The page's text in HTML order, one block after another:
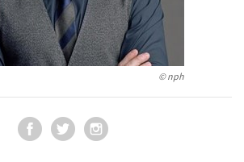
Učebnice
Umenie a kultúra
Young adult
Young adult (SK)
Všetky tituly
© nph